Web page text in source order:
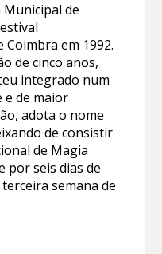
Municipal de
em 1992.
de cinco anos,
integrado num
e de maior
adota o nome
de consistir
de Magia
por seis dias de
semana de